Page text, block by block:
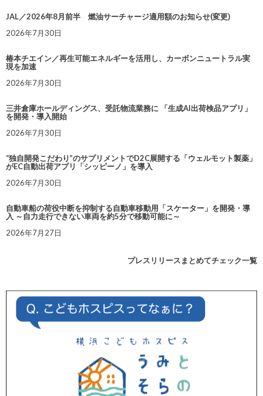
JAL／2026年8月前半 燃油サーチャージ適用額のお知らせ(変更)
2026年7月30日
椿本チエイン／再生可能エネルギーを活用し、カーボンニュートラル実
現を加速
2026年7月30日
三井倉庫ホールディングス、受託物流業務に 「生成AI出荷検品アプリ」
を開発・導入開始
2026年7月30日
“独自開発こだわり”のサプリメントでD2C展開する「ウェルモット製薬」
がEC自動出荷アプリ「シッピーノ」を導入
2026年7月30日
自動車船の荷役中断を抑制する自動車移動用「スケーター」を開発・導
入 ～自力走行できない車両を約5分で移動可能に～
2026年7月27日
プレスリリースまとめてチェック一覧